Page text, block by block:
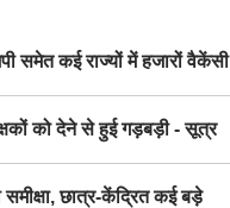
समेत कई राज्यों में हजारों वैकेंसी
को देने से हुई गड़बड़ी - सूत्र
छात्र-केंद्रित कई बड़े